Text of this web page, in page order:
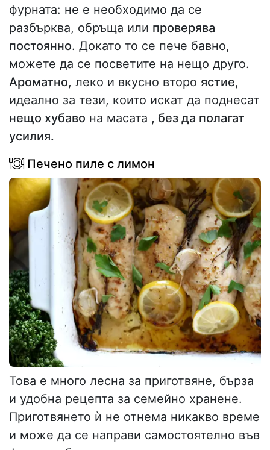
фурната: не е необходимо да се
разбърква, обръща или проверява
постоянно. Докато то се пече бавно,
можете да се посветите на нещо друго.
Ароматно, леко и вкусно второ ястие,
идеално за тези, които искат да поднесат
нещо хубаво на масата , без да полагат
усилия.
Печено пиле с лимон
Това е много лесна за приготвяне, бърза
и удобна рецепта за семейно хранене.
Приготвянето ѝ не отнема никакво време
и може да се направи самостоятелно във